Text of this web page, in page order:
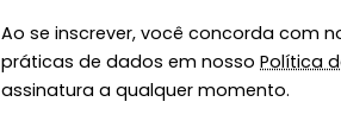
Ao se inscrever, você concorda com
práticas de dados em nosso Política
assinatura a qualquer momento.